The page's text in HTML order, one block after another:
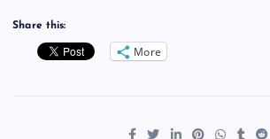
Share this:
More